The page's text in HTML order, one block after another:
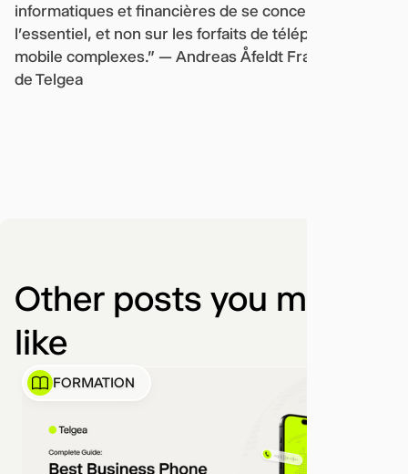
informatiques et financières de se concentrer sur
l'essentiel, et non sur les forfaits de téléphonie
mobile complexes." — Andreas Åfeldt Franke, PDG
de Telgea
Other posts you might
like
FORMATION